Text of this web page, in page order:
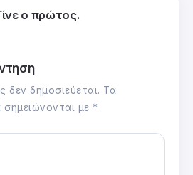
ο πρώτος.
δεν δημοσιεύεται. Τα
με *